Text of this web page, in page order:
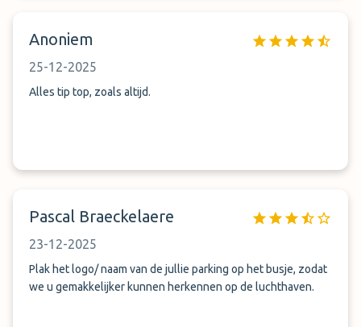
Anoniem
25-12-2025
Alles tip top, zoals altijd.
Pascal Braeckelaere
23-12-2025
Plak het logo/ naam van de jullie parking op het busje, zodat
we u gemakkelijker kunnen herkennen op de luchthaven.